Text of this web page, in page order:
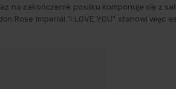
na zakończenie posiłku komponuje się z
Rose Imperial "I LOVE YOU" stanowi